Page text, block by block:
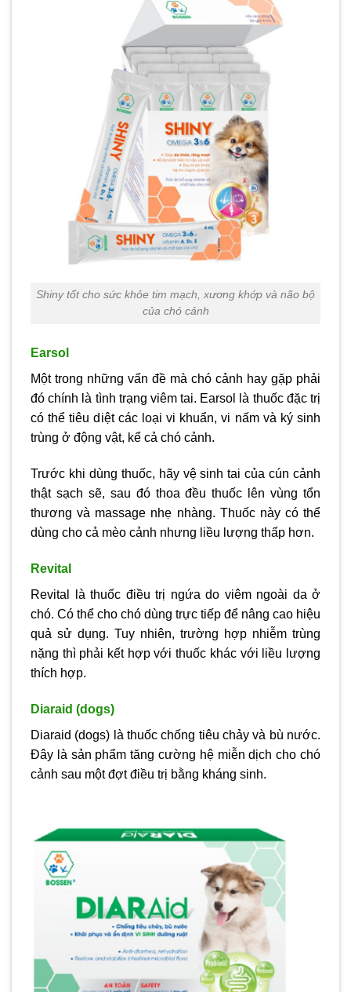
Shiny tốt cho sức khỏe tim mạch, xương khớp và não bộ
của chó cảnh
Earsol
Một trong những vấn đề mà chó cảnh hay gặp phải
đó chính là tình trạng viêm tai. Earsol là thuốc đặc trị
có thể tiêu diệt các loại vi khuẩn, vi nấm và ký sinh
trùng ở động vật, kể cả chó cảnh.
Trước khi dùng thuốc, hãy vệ sinh tai của cún cảnh
thật sạch sẽ, sau đó thoa đều thuốc lên vùng tổn
thương và massage nhẹ nhàng. Thuốc này có thể
dùng cho cả mèo cảnh nhưng liều lượng thấp hơn.
Revital
Revital là thuốc điều trị ngứa do viêm ngoài da ở
chó. Có thể cho chó dùng trực tiếp để nâng cao hiệu
quả sử dụng. Tuy nhiên, trường hợp nhiễm trùng
nặng thì phải kết hợp với thuốc khác với liều lượng
thích hợp.
Diaraid (dogs)
Diaraid (dogs) là thuốc chống tiêu chảy và bù nước.
Đây là sản phẩm tăng cường hệ miễn dịch cho chó
cảnh sau một đợt điều trị bằng kháng sinh.